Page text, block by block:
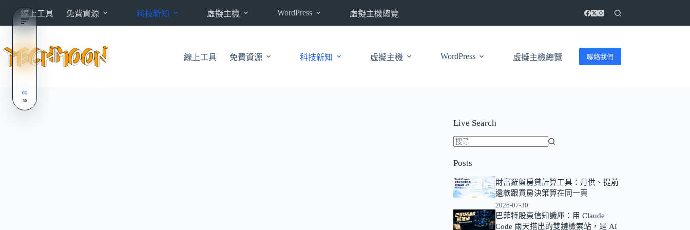
內
線上工具 免費資源 科技新知 虛擬主機 WordPress 虛擬主機總覽
線上工具 免費資源 科技新知 虛擬主機 WordPress 虛擬主機總覽 聯絡我們
Live Search
不
到
符
條
件
Posts
財富羅盤房貸計算工具：月供、提前
還款跟買房決策算在同一頁
2026-07-30
巴菲特股東信知識庫：用 Claude
Code 兩天搭出的雙鏈檢索站，是 AI
01
30